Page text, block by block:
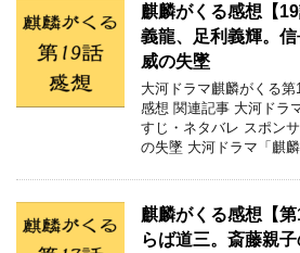
麒麟がくる感想【
義龍、足利義輝。
威の失墜
大河ドラマ麒麟がくる第
感想 関連記事 大河ドラ
すじ・ネタバレ スポン
の失墜 大河ドラマ「麒
麒麟がくる感想【
らば道三。斎藤親